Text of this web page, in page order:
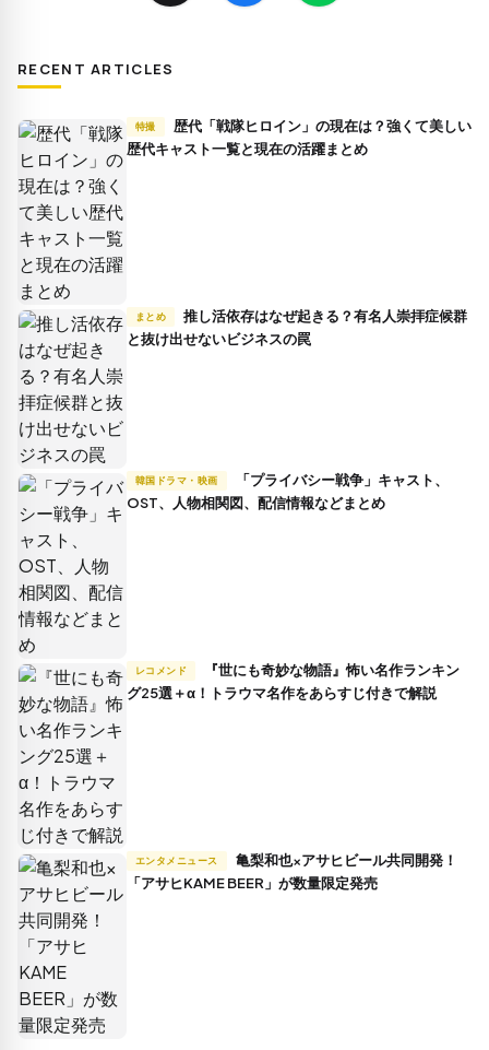
RECENT ARTICLES
特撮
歴代キャスト一覧と現在の活躍まとめ
まとめ
推し活依存はなぜ起きる？有名人崇拝症候群
と抜け出せないビジネスの罠
韓国ドラマ・映画
OST、人物相関図、配信情報などまとめ
レコメンド
グ25選＋α！トラウマ名作をあらすじ付きで解説
エンタメニュース
「アサヒKAME BEER」が数量限定発売